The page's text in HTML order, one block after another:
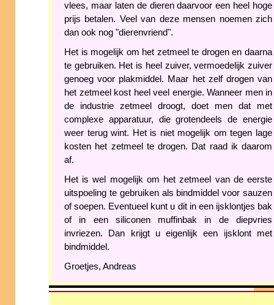
vlees, maar laten de dieren daarvoor een heel hoge
prijs betalen. Veel van deze mensen noemen zich
dan ook nog "dierenvriend".
Het is mogelijk om het zetmeel te drogen en daarna
te gebruiken. Het is heel zuiver, vermoedelijk zuiver
genoeg voor plakmiddel. Maar het zelf drogen van
het zetmeel kost heel veel energie. Wanneer men in
de industrie zetmeel droogt, doet men dat met
complexe apparatuur, die grotendeels de energie
weer terug wint. Het is niet mogelijk om tegen lage
kosten het zetmeel te drogen. Dat raad ik daarom
af.
Het is wel mogelijk om het zetmeel van de eerste
uitspoeling te gebruiken als bindmiddel voor sauzen
of soepen. Eventueel kunt u dit in een ijsklontjes bak
of in een siliconen muffinbak in de diepvries
invriezen. Dan krijgt u eigenlijk een ijsklont met
bindmiddel.
Groetjes, Andreas